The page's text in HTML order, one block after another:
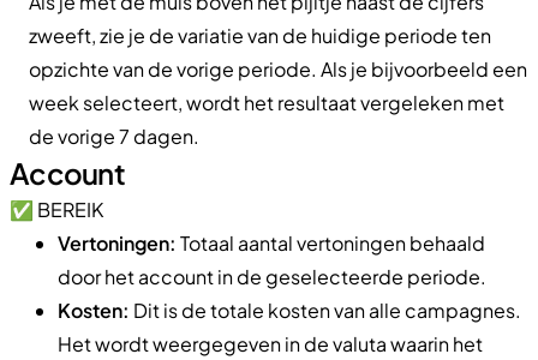
zweeft, zie je de variatie van de huidige periode ten
opzichte van de vorige periode. Als je bijvoorbeeld een
week selecteert, wordt het resultaat vergeleken met
de vorige 7 dagen.
Account
✅ BEREIK
Vertoningen: Totaal aantal vertoningen behaald
door het account in de geselecteerde periode.
Kosten: Dit is de totale kosten van alle campagnes.
Het wordt weergegeven in de valuta waarin het